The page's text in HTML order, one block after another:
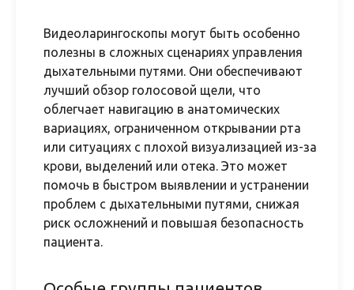
Видеоларингоскопы могут быть особенно
полезны в сложных сценариях управления
дыхательными путями. Они обеспечивают
лучший обзор голосовой щели, что
облегчает навигацию в анатомических
вариациях, ограниченном открывании рта
или ситуациях с плохой визуализацией из-за
крови, выделений или отека. Это может
помочь в быстром выявлении и устранении
проблем с дыхательными путями, снижая
риск осложнений и повышая безопасность
пациента.